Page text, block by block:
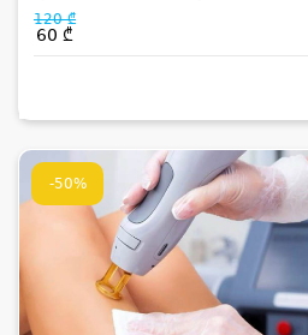
120 ₾
60 ₾
-50%